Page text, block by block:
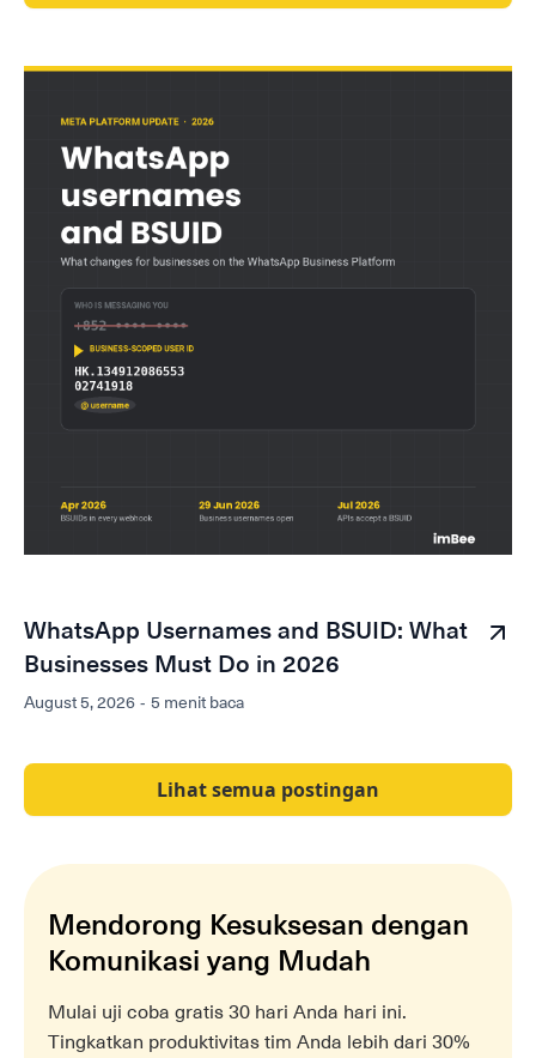
WhatsApp Usernames and BSUID: What
Businesses Must Do in 2026
August 5, 2026 - 5 menit baca
Lihat semua postingan
Mendorong Kesuksesan dengan
Komunikasi yang Mudah
Mulai uji coba gratis 30 hari Anda hari ini.
Tingkatkan produktivitas tim Anda lebih dari 30%